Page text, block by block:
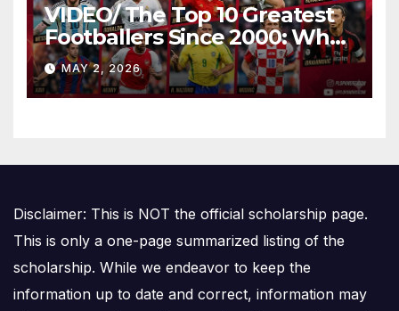
VIDEO/ The Top 10 Greatest
Footballers Since 2000: Who
Is Number One
MAY 2, 2026
Disclaimer: This is NOT the official scholarship page.
This is only a one-page summarized listing of the
scholarship. While we endeavor to keep the
information up to date and correct, information may